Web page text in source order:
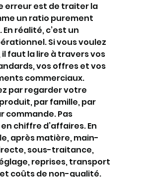
erreur est de traiter la
un ratio purement
réalité, c’est un
Si vous voulez
il faut la lire à travers vos
vos offres et vos
commerciaux.
par regarder votre
par famille, par
commande. Pas
chiffre d’affaires. En
après matière, main-
sous-traitance,
reprises, transport
coûts de non-qualité.